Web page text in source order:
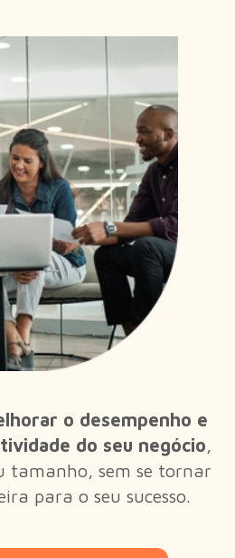
o desempenho e
do seu negócio,
tamanho, sem se tornar
para o seu sucesso.